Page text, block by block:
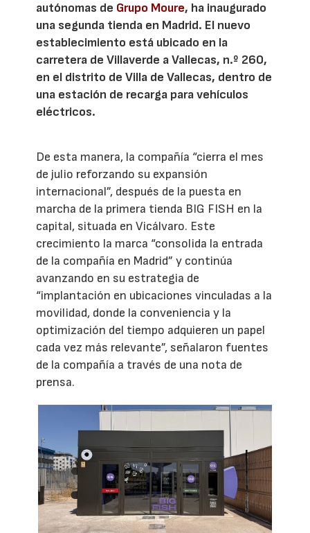
autónomas de Grupo Moure, ha inaugurado
una segunda tienda en Madrid. El nuevo
establecimiento está ubicado en la
carretera de Villaverde a Vallecas, n.º 260,
en el distrito de Villa de Vallecas, dentro de
una estación de recarga para vehículos
eléctricos.
De esta manera, la compañía “cierra el mes
de julio reforzando su expansión
internacional”, después de la puesta en
marcha de la primera tienda BIG FISH en la
capital, situada en Vicálvaro. Este
crecimiento la marca “consolida la entrada
de la compañía en Madrid” y continúa
avanzando en su estrategia de
“implantación en ubicaciones vinculadas a la
movilidad, donde la conveniencia y la
optimización del tiempo adquieren un papel
cada vez más relevante”, señalaron fuentes
de la compañía a través de una nota de
prensa.